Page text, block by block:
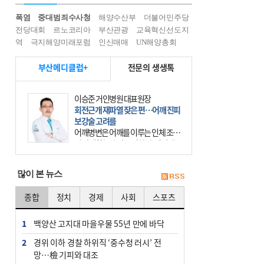
폭염 중대범죄수사청 해양수산부
더불어민주당
전당대회
르노코리아 부산관광
교육혁신선도지
역
극지해양미래포럼 인신매매 UN해양총회
부산메디클럽+ 전문의 생생톡
이승준 거인병원 대표원장
회전근개 재파열 잦은 편…어깨 진피
보강술 고려를
어깨병변은 어깨를 이루는 인체 조직
에 발생하는 손상을 말한다. 여기에
는 오십견과 회전근개 증후군, 어깨
많이 본 뉴스
종합 정치 경제 사회 스포츠
1
백양산 고지대 마을우물 55년 만에 바닥
2
경위 이하 경찰 하위직 ‘중수청 러시’ 전
망…檢 기피와 대조